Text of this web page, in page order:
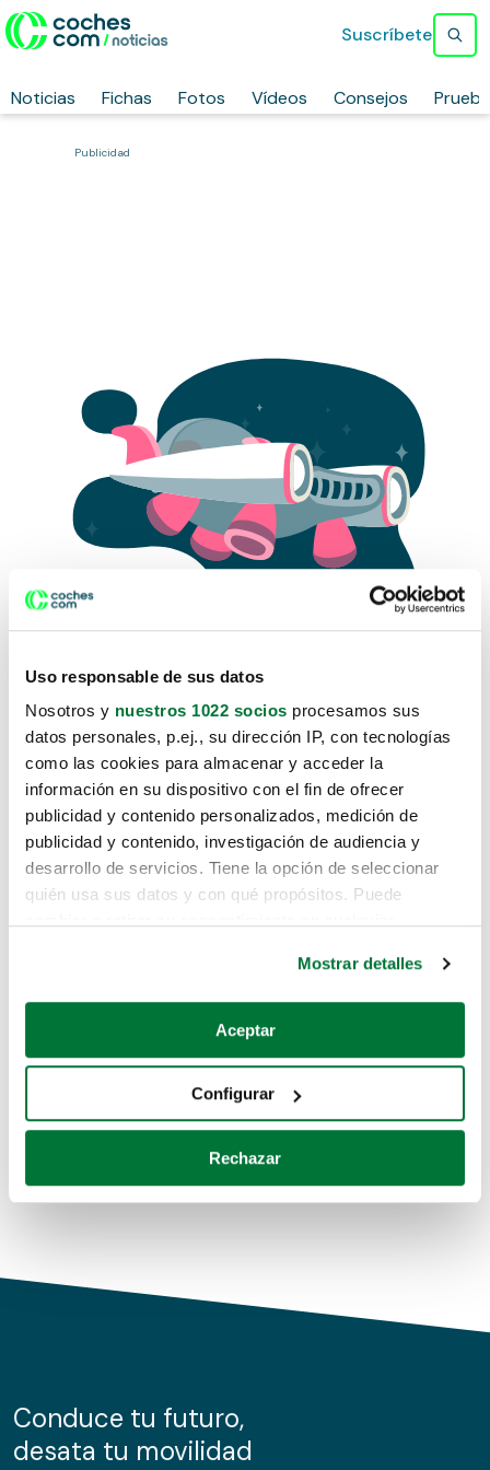
Uso responsable de sus datos
Nosotros y nuestros 1022 socios procesamos sus
datos personales, p.ej., su dirección IP, con tecnologías
como las cookies para almacenar y acceder la
información en su dispositivo con el fin de ofrecer
publicidad y contenido personalizados, medición de
publicidad y contenido, investigación de audiencia y
desarrollo de servicios. Tiene la opción de seleccionar
quién usa sus datos y con qué propósitos. Puede
Si lo permite, también quisiéramos:
Recopilar información sobre su ubicación geográfica
Identificar su dispositivo analizándolo activamente
para buscar características específicas (huellas
Obtenga más información sobre cómo se procesan sus
de cookies.
información sobre el uso que haga del sitio web con
nuestros partners de redes sociales, publicidad y análisis
Mostrar detalles
Aceptar
Configurar
Rechazar
Noticias Fichas Fotos Vídeos Consejos
Suscríbete
Publicidad
Lo sentimos, no sabemos como
te hemos traido hasta aquí.
Pero puedes encontrar el coche que estás
buscando en alguno de estos enlaces:
Coches de segunda mano
Coches de km0
Conduce tu futuro,
desata tu movilidad